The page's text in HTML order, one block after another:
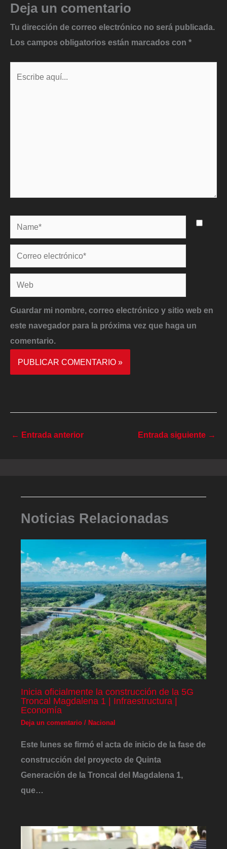
Deja un comentario
Tu dirección de correo electrónico no será publicada.
Los campos obligatorios están marcados con *
Name*
Correo
electrónico*
Web
Guardar mi nombre, correo electrónico y sitio web en
este navegador para la próxima vez que haga un
comentario.
← Entrada anterior Entrada siguiente →
Noticias Relacionadas
Inicia oficialmente la construcción de la 5G
Troncal Magdalena 1 | Infraestructura |
Economía
Deja un comentario / Nacional
Este lunes se firmó el acta de inicio de la fase de
construcción del proyecto de Quinta
Generación de la Troncal del Magdalena 1,
que…